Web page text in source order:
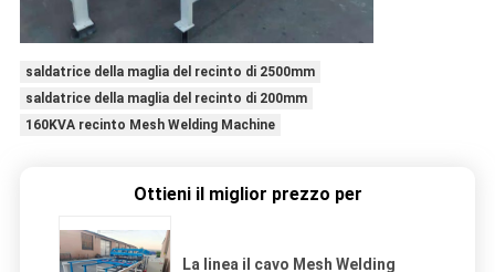
saldatrice della maglia del recinto di 2500mm
saldatrice della maglia del recinto di 200mm
160KVA recinto Mesh Welding Machine
Ottieni il miglior prezzo per
La linea il cavo Mesh Welding